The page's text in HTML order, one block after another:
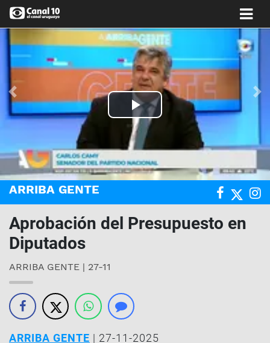
Play
Video
Anterior
ARRIBA GENTE
Aprobación del Presupuesto en
Diputados
ARRIBA GENTE | 27-11
ARRIBA GENTE | 27-11-2025